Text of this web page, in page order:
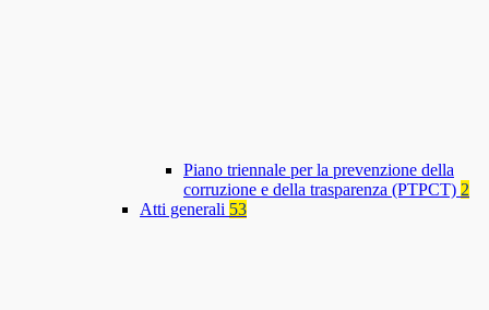
Piano triennale per la prevenzione della
corruzione e della trasparenza (PTPCT) 2
Atti generali 53